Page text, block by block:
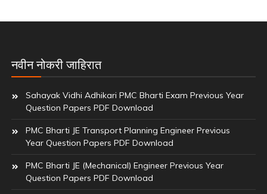
नवीन नोकरी जाहिरात
Sahayak Vidhi Adhikari PMC Bharti Exam Previous Year
Question Papers PDF Download
PMC Bharti JE Transport Planning Engineer Previous
Year Question Papers PDF Download
PMC Bharti JE (Mechanical) Engineer Previous Year
Question Papers PDF Download